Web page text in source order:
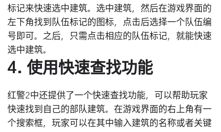
标记来快速选中建筑。选中建筑，然后在游戏界面的
左下角找到队伍标记的图标，点击后选择一个队伍编
号即可。之后，只需点击相应的队伍标记，就能快速
选中建筑。
4. 使用快速查找功能
红警2中还提供了一个快速查找功能，可以帮助玩家
快速找到自己的部队建筑。在游戏界面的右上角有一
个搜索框，玩家可以在其中输入建筑的名称或者关键